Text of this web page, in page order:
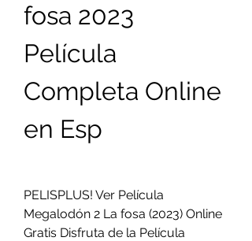
fosa 2023
Película
Completa Online
en Esp
PELISPLUS! Ver Película
Megalodón 2 La fosa (2023) Online
Gratis Disfruta de la Película